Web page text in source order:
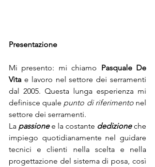
Presentazione
Mi presento: mi chiamo Pasquale De
Vita e lavoro nel settore dei serramenti
dal 2005. Questa lunga esperienza mi
definisce quale punto di riferimento nel
settore dei serramenti.
La passione e la costante dedizione che
impiego quotidianamente nel guidare
tecnici e clienti nella scelta e nella
progettazione del sistema di posa, così